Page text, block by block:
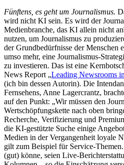
Fünftens, es geht um Journalismus.
wird nicht KI sein. Es wird der
Medienbranche, das KI allein nicht
nutzen, um Journalismus zu
der Grundbedürfnisse der
umso mehr, eine Journalismus-
zu investieren. Das ist eine
News Report „Leading Newsrooms
(ich bin dessen Autorin). Die
Fernsehens, Anne Lagercrantz,
auf den Punkt: „Wir müssen den
Wertschöpfungskette nach oben
Recherche, Verifizierung und
die KI-gestützte Suche einige
Medien in der Vergangenheit loyale
gilt zum Beispiel für Service-
(gut) könne, seien Live-